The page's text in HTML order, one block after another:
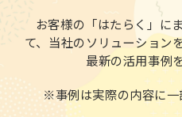
お役立ち情報
お客様の「はたらく」に
て、当社のソリューション
最新の活用事例
※事例は実際の内容に一